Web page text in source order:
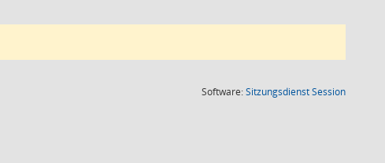
Software:SitzungsdienstSession(Wird in